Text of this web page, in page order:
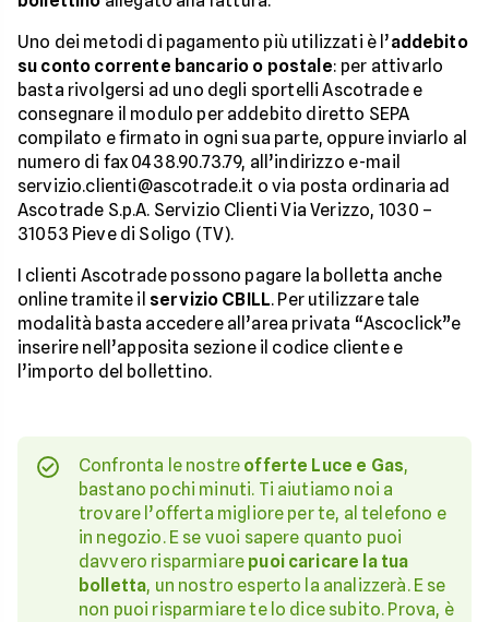
Uno dei metodi di pagamento più utilizzati è l’addebito
su conto corrente bancario o postale: per attivarlo
basta rivolgersi ad uno degli sportelli Ascotrade e
consegnare il modulo per addebito diretto SEPA
compilato e firmato in ogni sua parte, oppure inviarlo al
numero di fax 0438.90.73.79, all’indirizzo e-mail
servizio.clienti@ascotrade.it o via posta ordinaria ad
Ascotrade S.p.A. Servizio Clienti Via Verizzo, 1030 –
31053 Pieve di Soligo (TV).
I clienti Ascotrade possono pagare la bolletta anche
online tramite il servizio CBILL. Per utilizzare tale
modalità basta accedere all’area privata “Ascoclick”e
inserire nell’apposita sezione il codice cliente e
l’importo del bollettino.
Confronta le nostre offerte Luce e Gas,
bastano pochi minuti. Ti aiutiamo noi a
trovare l’offerta migliore per te, al telefono e
in negozio. E se vuoi sapere quanto puoi
davvero risparmiare puoi caricare la tua
bolletta, un nostro esperto la analizzerà. E se
non puoi risparmiare te lo dice subito. Prova, è